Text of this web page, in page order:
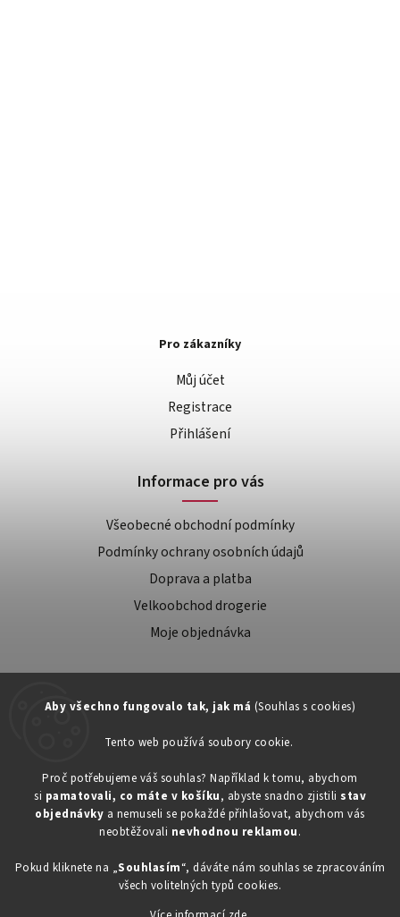
Aby všechno fungovalo tak, jak má (Souhlas s cookies)
Tento web používá soubory cookie.
Proč potřebujeme váš souhlas? Například k tomu, abychom
si pamatovali, co máte v košíku, abyste snadno zjistili stav
objednávky a nemuseli se pokaždé přihlašovat, abychom vás
neobtěžovali nevhodnou reklamou.
Pokud kliknete na „Souhlasím“, dáváte nám souhlas se zpracováním
všech volitelných typů cookies.
734603917
eshop@toner-rl.cz
Pro zákazníky
Můj účet
Registrace
Přihlášení
Informace pro vás
Všeobecné obchodní podmínky
Podmínky ochrany osobních údajů
Doprava a platba
Velkoobchod drogerie
Moje objednávka